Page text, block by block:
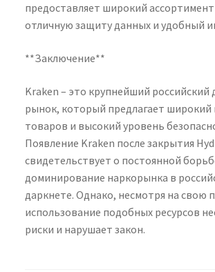
предоставляет широкий
отличную защиту данных и удобный
**Заключение**
Kraken – это крупнейший российский
рынок, который предлагает
товаров и высокий уровень
Появление Kraken после закрытия
свидетельствует о постоянной
доминирование наркорынка в
даркнете. Однако, несмотря на свою
использование подобных ресурсов
риски и нарушает закон.